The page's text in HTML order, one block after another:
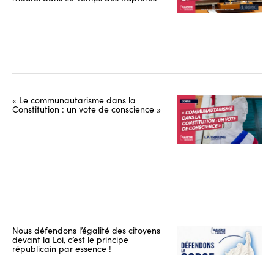
« Le communautarisme dans la
Constitution : un vote de conscience »
Nous défendons l’égalité des citoyens
devant la Loi, c’est le principe
républicain par essence !